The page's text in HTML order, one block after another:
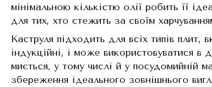
мінімальною кількістю олії робить її
для тих, хто стежить за своїм
Каструля підходить для всіх типів плит,
індукційні, і може використовуватися в
миється, у тому числі й у посудомийній
збереження ідеального зовнішнього